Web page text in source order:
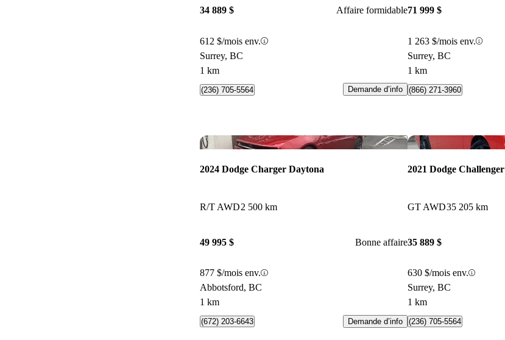
34 889 $ Affaire formidable
612 $/mois env.
Surrey, BC
1 km
(236) 705-5564 Demande d’info
71 999 $
1 263 $/mois env.
Surrey, BC
1 km
(866) 271-3960
Enregistrer cette annonce
2024 Dodge Charger Daytona
R/T AWD2 500 km
49 995 $ Bonne affaire
877 $/mois env.
Abbotsford, BC
1 km
(672) 203-6643 Demande d’info
2021 Dodge Challenger
GT AWD35 205 km
35 889 $
630 $/mois env.
Surrey, BC
1 km
(236) 705-5564